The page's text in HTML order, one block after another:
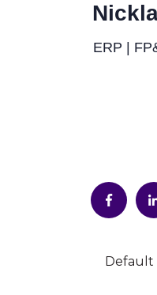
ERP |
Default